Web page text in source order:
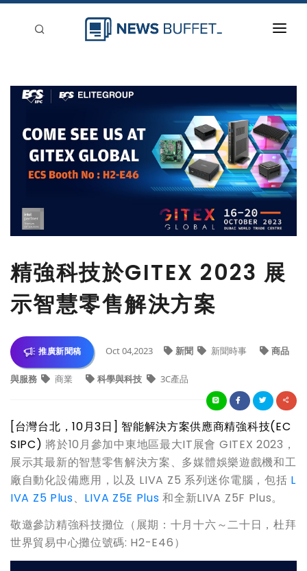
新聞稿分類
刊登
精強科技於GITEX 2023 展
示智慧零售解決方案
推廣新聞稿 Oct 04,2023 新聞 新聞時事 商品
與服務 商業 科學與科技 3C產品
[台灣台北，10月3日] 智能解決方案供應商精強科技(EC
SIPC) 將於10月參加中東地區最大IT展會 GITEX 2023，
展示其最新的智慧零售解決方案、多媒體娛樂遊戲機和工
廠自動化設備應用，以及 LIVA Z5 系列迷你電腦，包括 L
IVA Z5 Plus、 LIVA Z5E Plus 和全新LIVA Z5F Plus。
敬邀參訪精強科技攤位（展期：十月十六～二十日，杜拜
世界貿易中心攤位號碼: H2-E46）